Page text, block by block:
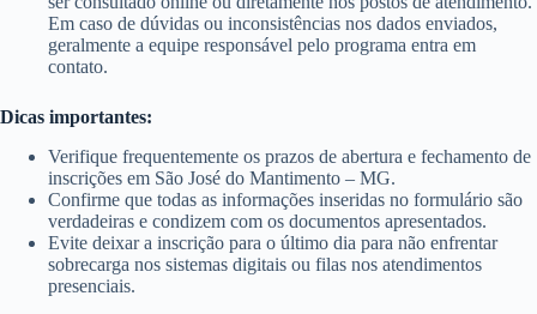
Em caso de dúvidas ou inconsistências nos dados enviados,
geralmente a equipe responsável pelo programa entra em
contato.
Dicas importantes:
Verifique frequentemente os prazos de abertura e fechamento de
inscrições em São José do Mantimento – MG.
Confirme que todas as informações inseridas no formulário são
verdadeiras e condizem com os documentos apresentados.
Evite deixar a inscrição para o último dia para não enfrentar
sobrecarga nos sistemas digitais ou filas nos atendimentos
presenciais.